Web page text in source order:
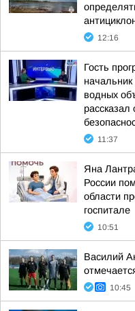
12:16
Гость
водных
11:37
Яна
России
области
госпитале
10:51
Василий
10:45